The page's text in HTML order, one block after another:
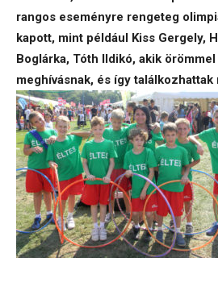
rangos eseményre rengeteg
kapott, mint például Kiss Gergely,
Boglárka, Tóth Ildikó, akik
meghívásnak, és így találkozhattak